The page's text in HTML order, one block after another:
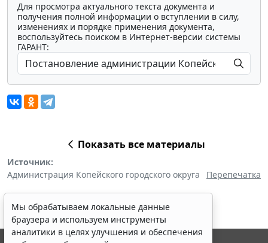
Для просмотра актуального текста документа и
получения полной информации о вступлении в силу,
изменениях и порядке применения документа,
воспользуйтесь поиском в Интернет-версии системы
ГАРАНТ:
Показать все материалы
Источник:
Администрация Копейского городского округа
Перепечатка
Мы обрабатываем локальные данные
браузера и используем инструменты
аналитики в целях улучшения и обеспечения